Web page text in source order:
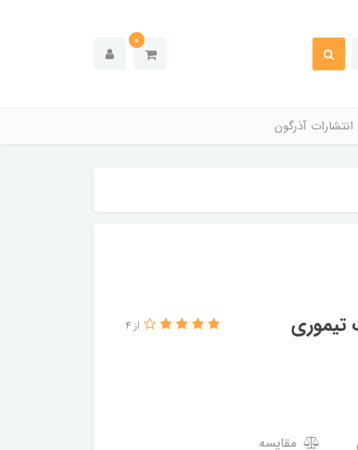
0
انتشارات آذرگون
تیموری از 4
مقایسه